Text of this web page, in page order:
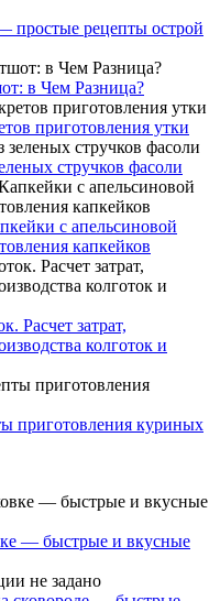
простые рецепты острой
в Чем Разница?
приготовления утки
стручков фасоли
с апельсиновой
капкейков
Расчет затрат,
колготок и
приготовления куриных
— быстрые и вкусные